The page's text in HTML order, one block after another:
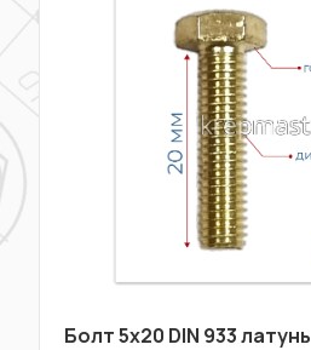
Болт 5х20 DIN 933 латунь